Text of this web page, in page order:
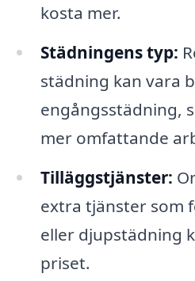
kosta mer.
Städningens typ:
städning kan vara
engångsstädning,
mer omfattande
Tilläggstjänster:
extra tjänster som
eller djupstädning
priset.